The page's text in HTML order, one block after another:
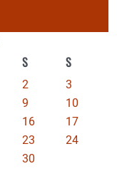
S S
2
3
9
10
16
17
23
24
30